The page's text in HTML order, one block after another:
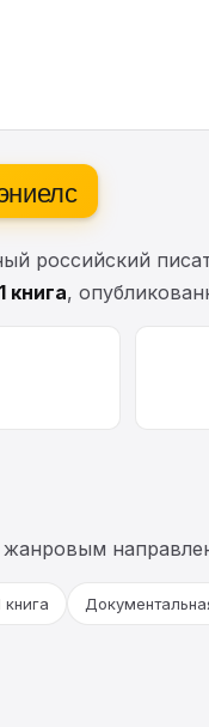
российский
1 книга,